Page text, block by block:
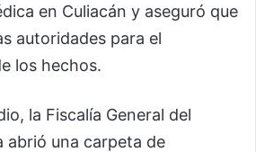
en Culiacán y aseguró que
autoridades para el
los hechos.
la Fiscalía General del
abrió una carpeta de